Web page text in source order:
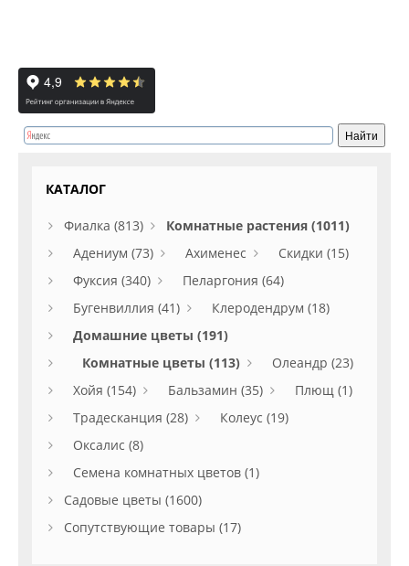
КАТАЛОГ
Фиалка (813)
Комнатные растения (1011)
Адениум (73)
Ахименес
Скидки (15)
Фуксия (340)
Пеларгония (64)
Бугенвиллия (41)
Клеродендрум (18)
Домашние цветы (191)
Комнатные цветы (113)
Олеандр (23)
Хойя (154)
Бальзамин (35)
Плющ (1)
Традесканция (28)
Колеус (19)
Оксалис (8)
Семена комнатных цветов (1)
Садовые цветы (1600)
Сопутствующие товары (17)